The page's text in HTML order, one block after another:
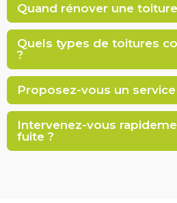
Quand rénover une
Quels types de toitures
?
Proposez-vous un
Intervenez-vous
fuite ?